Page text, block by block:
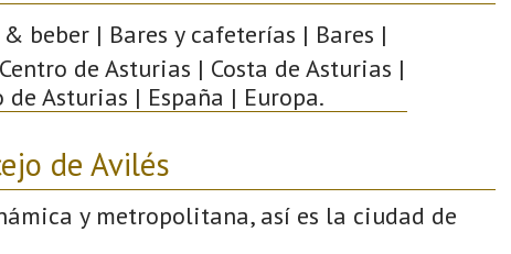
& beber | Bares y cafeterías | Bares |
de Asturias | Costa de Asturias |
Asturias | España | Europa.
de Avilés
y metropolitana, así es la ciudad de